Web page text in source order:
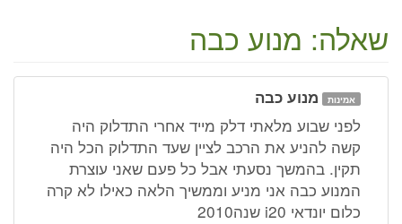
שאלה: מנוע כבה
אמינות מנוע כבה
לפני שבוע מלאתי דלק מייד אחרי התדלוק היה
קשה להניע את הרכב לציין שעד התדלוק הכל היה
תקין. בהמשך נסעתי אבל כל פעם שאני עוצרת
המנוע כבה אני מניע וממשיך הלאה כאילו לא קרה
כלום יונדאי i20 שנה2010